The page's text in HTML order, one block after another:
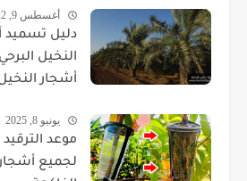
صحيح
أغسطس 9, 2022
دليل تسميد
النخيل
أشجار
يونيو 8, 2025
موعد الترقيد
لجميع